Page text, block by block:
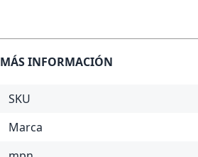
MÁS INFORMACIÓN
SKU
Marca